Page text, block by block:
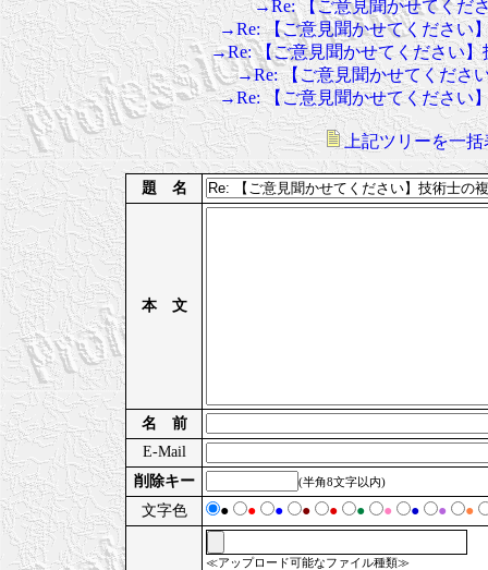
→Re: 【ご意見聞かせてくだ
→Re: 【ご意見聞かせてください
→Re: 【ご意見聞かせてください
→Re: 【ご意見聞かせてくださ
→Re: 【ご意見聞かせてください
上記ツリーを一括
題 名
本 文
名 前
E-Mail
削除キー
(半角8文字以内)
文字色 ● ● ● ● ● ● ● ● ● ●
≪アップロード可能なファイル種類≫